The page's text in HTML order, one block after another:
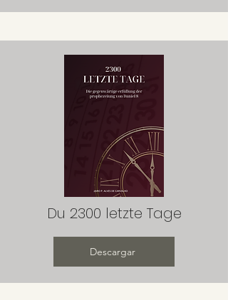
Du 2300 letzte Tage
Descargar